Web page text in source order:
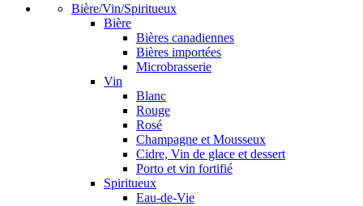
Bière/Vin/Spiritueux
Bière
Bières canadiennes
Bières importées
Microbrasserie
Vin
Blanc
Rouge
Rosé
Champagne et Mousseux
Cidre, Vin de glace et dessert
Porto et vin fortifié
Spiritueux
Eau-de-Vie